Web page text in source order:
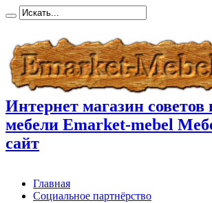
Интернет магазин советов
мебели Emarket-mebel
сайт
Главная
Социальное партнёрство